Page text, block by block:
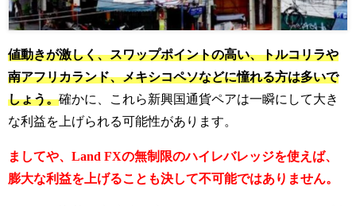
値動きが激しく、スワップポイントの高い、トルコリラや
南アフリカランド、メキシコペソなどに憧れる方は多いで
しょう。確かに、これら新興国通貨ペアは一瞬にして大き
な利益を上げられる可能性があります。
ましてや、Land FXの無制限のハイレバレッジを使えば、
膨大な利益を上げることも決して不可能ではありません。